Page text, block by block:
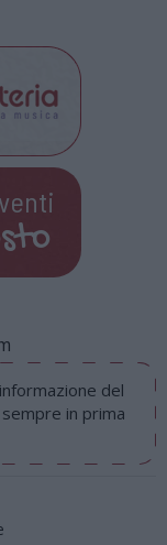
del
in prima